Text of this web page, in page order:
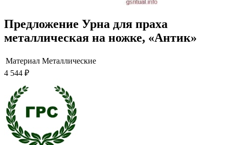
Предложение Урна для праха
металлическая на ножке, «Антик»
Материал Металлические
4 544 ₽